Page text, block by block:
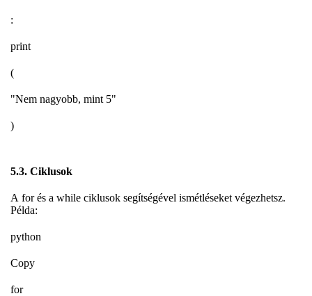
:
print
(
"Nem nagyobb, mint 5"
)
5.3. Ciklusok
A for és a while ciklusok segítségével ismétléseket végezhetsz.
Példa:
python
Copy
for